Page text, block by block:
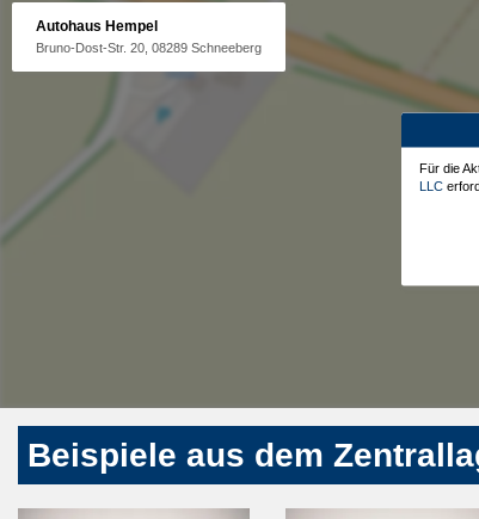
Autohaus Hempel
Bruno-Dost-Str. 20, 08289 Schneeberg
Für die
LLC
Beispiele aus dem